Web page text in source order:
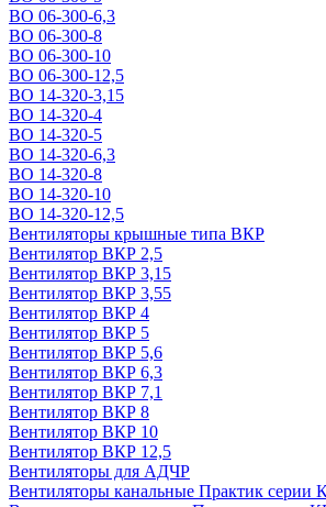
ВО 06-300-6,3
ВО 06-300-8
ВО 06-300-10
ВО 06-300-12,5
ВО 14-320-3,15
ВО 14-320-4
ВО 14-320-5
ВО 14-320-6,3
ВО 14-320-8
ВО 14-320-10
ВО 14-320-12,5
Вентиляторы крышные типа ВКР
Вентилятор ВКР 2,5
Вентилятор ВКР 3,15
Вентилятор ВКР 3,55
Вентилятор ВКР 4
Вентилятор ВКР 5
Вентилятор ВКР 5,6
Вентилятор ВКР 6,3
Вентилятор ВКР 7,1
Вентилятор ВКР 8
Вентилятор ВКР 10
Вентилятор ВКР 12,5
Вентиляторы для АДЧР
Вентиляторы канальные Практик серии